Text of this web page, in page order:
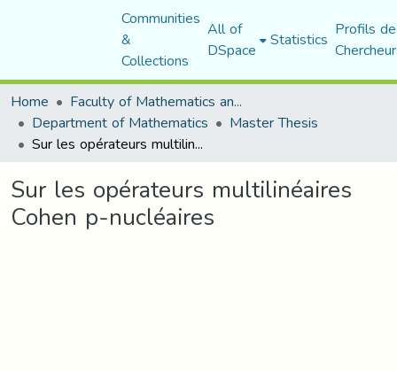
Communities
&
Collections
All of
DSpace Statistics Profils
Home
Faculty of Mathematics and Computer Science
Department of Mathematics Master Thesis
Sur les opérateurs multilinéaires Cohen p-nucléaires
Sur les opérateurs multilinéaires
Cohen p-nucléaires